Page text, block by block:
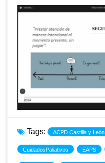
Tags: ACPD Castilla y León
CuidadosPaliativos EAPS